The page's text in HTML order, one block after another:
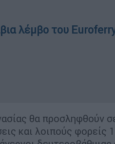
λέμβο του
θα προσληφθούν
και λοιπούς φορείς